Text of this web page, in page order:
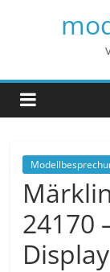
24170
Display